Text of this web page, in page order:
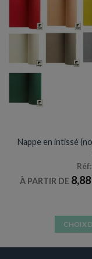
Nappe en intissé
À PARTIR DE 8,88
CHOIX